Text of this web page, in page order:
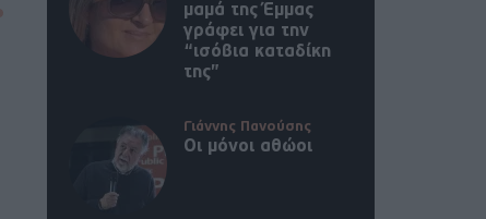
μαμά της Έμμας
γράφει για την
“ισόβια καταδίκη
της”
Γιάννης Πανούσης
Οι μόνοι αθώοι